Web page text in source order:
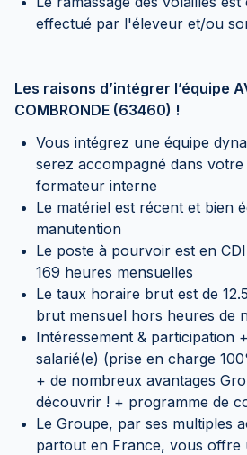
effectué par l'éleveur et/ou
Les raisons d’intégrer l’équipe
COMBRONDE (63460) !
Vous intégrez une équipe
serez accompagné dans
formateur interne
Le matériel est récent et bien
manutention
Le poste à pourvoir est en
169 heures mensuelles
Le taux horaire brut est de
brut mensuel hors heures de
Intéressement & participation
salarié(e) (prise en charge
+ de nombreux avantages
découvrir ! + programme de
Le Groupe, par ses multiples
partout en France, vous offre